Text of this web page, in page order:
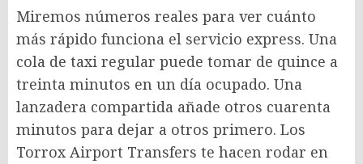
Miremos números reales para ver cuánto
más rápido funciona el servicio express. Una
cola de taxi regular puede tomar de quince a
treinta minutos en un día ocupado. Una
lanzadera compartida añade otros cuarenta
minutos para dejar a otros primero. Los
Torrox Airport Transfers te hacen rodar en